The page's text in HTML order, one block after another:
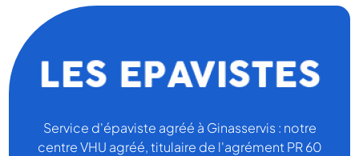
Service d'épaviste agréé à Ginasservis : notre
centre VHU agréé, titulaire de l'agrément PR 60